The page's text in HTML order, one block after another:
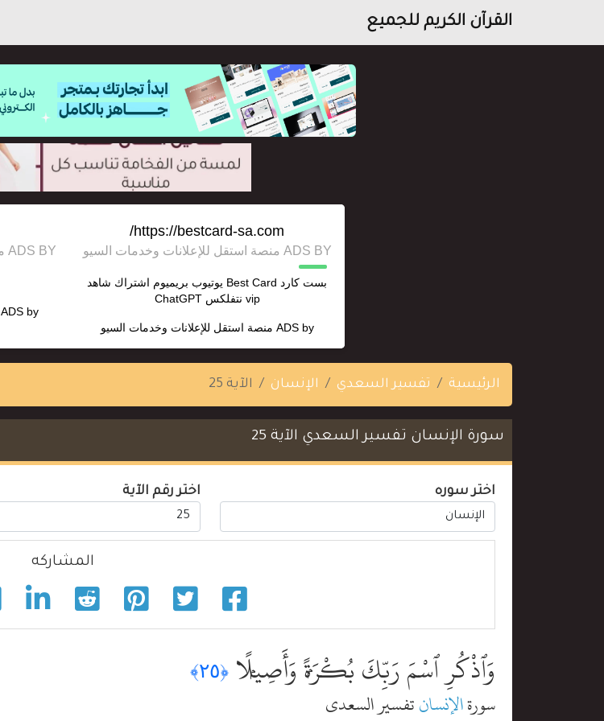
القرآن الكريم للجميع
https://bestcard-sa.com/
ADS BY منصة استقل للإعلانات وخدمات السيو
بست كارد Best Card يوتيوب بريميوم اشتراك شاهد
vip نتفلكس ChatGPT
ADS by منصة استقل للإعلانات وخدمات السيو
ADS BY منصة استقل للإعلانات وخدمات السيو
ADS by
الرئيسية تفسير السعدي الإنسان الآية 25
سورة الإنسان تفسير السعدي الآية 25
اختر سوره اختر رقم الآية
المشاركه
وَٱذْكُرِ ٱسْمَ رَبِّكَ بُكْرَةًۭ وَأَصِيلًۭا ﴿٢٥﴾
سورةالإنسانتفسير السعدي